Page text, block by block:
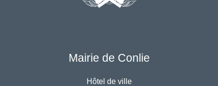
Mairie de Conlie
Hôtel de ville